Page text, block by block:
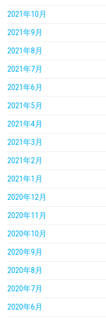
2021年10月
2021年9月
2021年8月
2021年7月
2021年6月
2021年5月
2021年4月
2021年3月
2021年2月
2021年1月
2020年12月
2020年11月
2020年10月
2020年9月
2020年8月
2020年7月
2020年6月